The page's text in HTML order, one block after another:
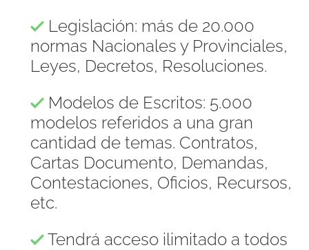
Legislación: más de 20.000
normas Nacionales y Provinciales,
Leyes, Decretos, Resoluciones.
Modelos de Escritos: 5.000
modelos referidos a una gran
cantidad de temas. Contratos,
Cartas Documento, Demandas,
Contestaciones, Oficios, Recursos,
etc.
Tendrá acceso ilimitado a todos